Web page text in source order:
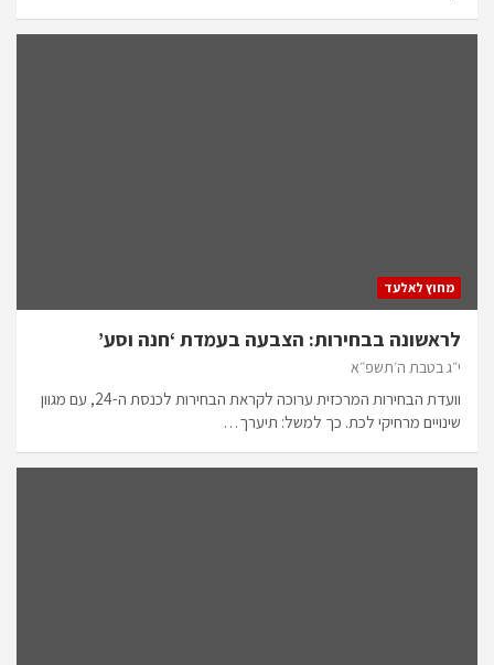
מחוץ לאלעד
לראשונה בבחירות: הצבעה בעמדת ‘חנה וסע’
י״ג בטבת ה׳תשפ״א
וועדת הבחירות המרכזית ערוכה לקראת הבחירות לכנסת ה-24, עם מגוון
שינויים מרחיקי לכת. כך למשל: תיערך…